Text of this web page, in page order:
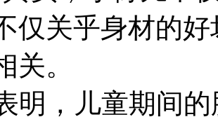
仅关乎身材的
关。
，儿童期间的